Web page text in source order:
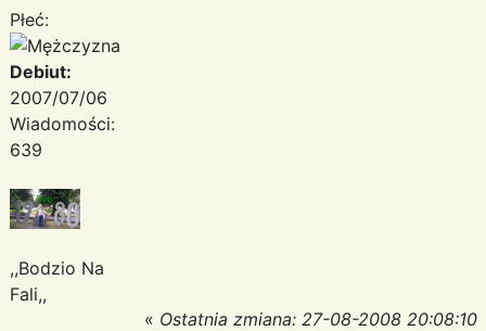
Płeć:
Debiut:
2007/07/06
Wiadomości:
639
,,Bodzio Na
Fali,,
« Ostatnia zmiana: 27-08-2008 20:08:10